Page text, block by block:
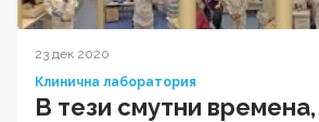
23 дек 2020
Клинична лаборатория
В тези смутни